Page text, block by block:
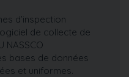
d’inspection
de collecte de
NASSCO
bases de données
et uniformes.